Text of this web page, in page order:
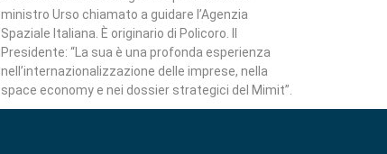
ministro Urso chiamato a guidare l’Agenzia
Spaziale Italiana. È originario di Policoro. Il
Presidente: “La sua è una profonda esperienza
nell’internazionalizzazione delle imprese, nella
space economy e nei dossier strategici del Mimit”.